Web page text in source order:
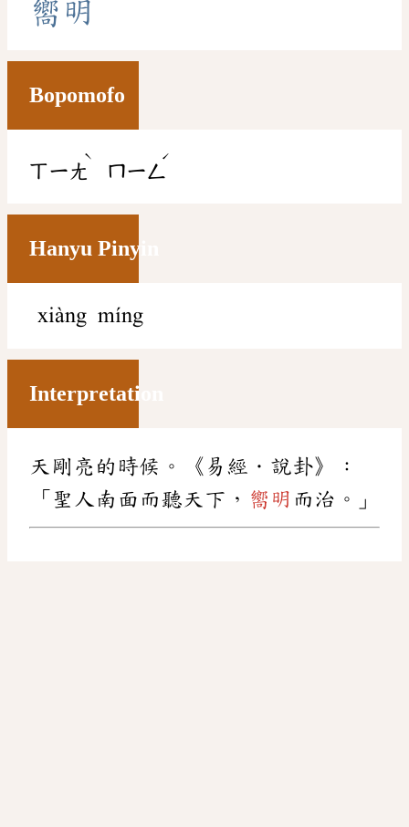
嚮 明
Bopomofo
ㄒㄧㄤ
ˋ
ㄇㄧㄥ
ˊ
Hanyu Pinyin
xiàng míng
Interpretation
天剛亮的時候。《易經．說卦》：
「聖人南面而聽天下， 嚮明 而治。」